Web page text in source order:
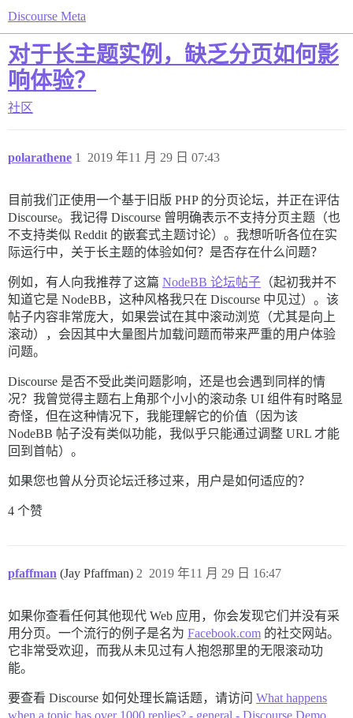
Discourse Meta
对于长主题实例，缺乏分页如何影
响体验？
社区
polarathene 2019 年11 月 29 日 07:43
1
目前我们正使用一个基于旧版 PHP 的分页论坛，并正在评估
Discourse。我记得 Discourse 曾明确表示不支持分页主题（也
不支持类似 Reddit 的嵌套式主题讨论）。我想听听各位在实
际运行中，关于长主题的体验如何？是否存在什么问题？
例如，有人向我推荐了这篇 NodeBB 论坛帖子 （起初我并不
知道它是 NodeBB，这种风格我只在 Discourse 中见过）。该
帖子内容非常庞大，如果尝试在其中滚动浏览（尤其是向上
滚动），会因其中大量图片加载问题而带来严重的用户体验
问题。
Discourse 是否不受此类问题影响，还是也会遇到同样的情
况？我曾觉得主题右上角那个小小的滚动条 UI 组件有时略显
奇怪，但在这种情况下，我能理解它的价值（因为该
NodeBB 帖子没有类似功能，我似乎只能通过调整 URL 才能
回到首帖）。
如果您也曾从分页论坛迁移过来，用户是如何适应的？
4 个赞
pfaffman (Jay Pfaffman) 2019 年11 月 29 日 16:47
2
如果你查看任何其他现代 Web 应用，你会发现它们并没有采
用分页。一个流行的例子是名为 Facebook.com 的社交网站。
它非常受欢迎，而我从未见过有人抱怨那里的无限滚动功
能。
要查看 Discourse 如何处理长篇话题，请访问 What happens
when a topic has over 1000 replies? - general - Discourse Demo